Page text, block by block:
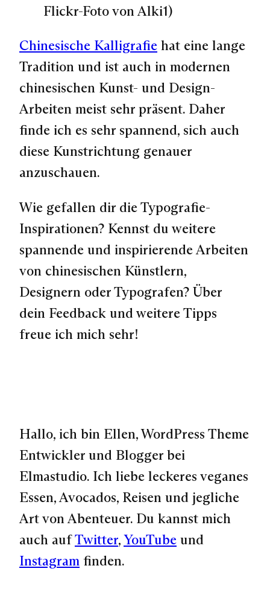
Flickr-Foto von Alki1)
Chinesische Kalligrafie hat eine lange
Tradition und ist auch in modernen
chinesischen Kunst- und Design-
Arbeiten meist sehr präsent. Daher
finde ich es sehr spannend, sich auch
diese Kunstrichtung genauer
anzuschauen.
Wie gefallen dir die Typografie-
Inspirationen? Kennst du weitere
spannende und inspirierende Arbeiten
von chinesischen Künstlern,
Designern oder Typografen? Über
dein Feedback und weitere Tipps
freue ich mich sehr!
Hallo, ich bin Ellen, WordPress Theme
Entwickler und Blogger bei
Elmastudio. Ich liebe leckeres veganes
Essen, Avocados, Reisen und jegliche
Art von Abenteuer. Du kannst mich
auch aufTwitter,YouTube und
Instagram finden.